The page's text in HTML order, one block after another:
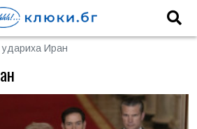
Иран